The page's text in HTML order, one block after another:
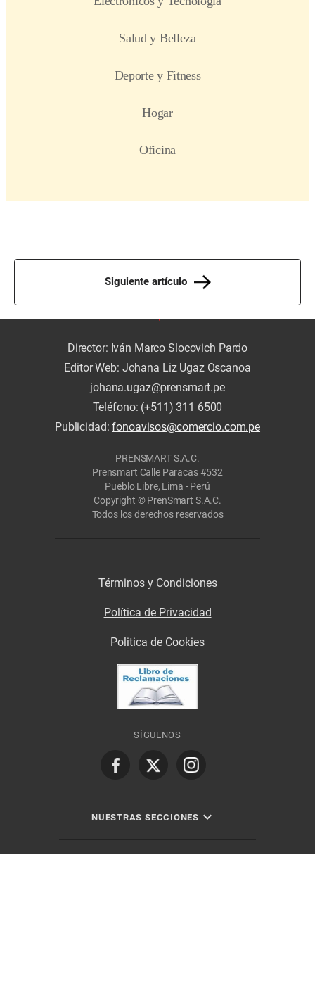
Siguiente artículo
Director: Iván Marco Slocovich Pardo
Editor Web: Johana Liz Ugaz Oscanoa
johana.ugaz@prensmart.pe
Teléfono: (+511) 311 6500
Publicidad:fonoavisos@comercio.com.pe
PRENSMART S.A.C.
Prensmart Calle Paracas #532
Pueblo Libre, Lima - Perú
Copyright © PrenSmart S.A.C.
Todos los derechos reservados
Términos y Condiciones
Política de Privacidad
Politica de Cookies
SÍGUENOS
NUESTRAS SECCIONES